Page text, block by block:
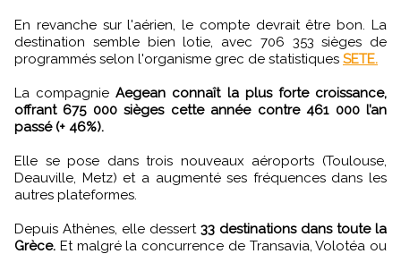
En revanche sur l'aérien, le compte devrait être bon. La
destination semble bien lotie, avec 706 353 sièges de
programmés selon l'organisme grec de statistiques SETE.
La compagnieAegean connaît la plus forte croissance,
offrant 675 000 sièges cette année contre 461 000 l’an
passé (+ 46%).
Elle se pose dans trois nouveaux aéroports (Toulouse,
Deauville, Metz) et a augmenté ses fréquences dans les
autres plateformes.
Depuis Athènes, elle dessert33 destinations dans toute la
Grèce. Et malgré la concurrence de Transavia, Volotéa ou